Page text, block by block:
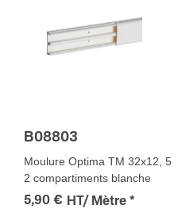
B08803
Moulure Optima TM 32x12, 5
2 compartiments blanche
5,90 € HT/ Mètre *